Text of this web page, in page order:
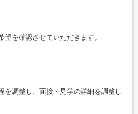
望を確認させていただきます。
を調整し、面接・見学の詳細を調整し